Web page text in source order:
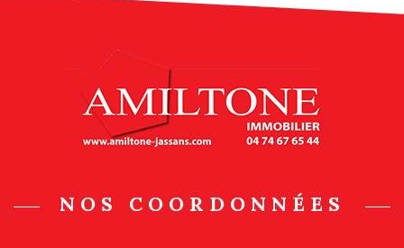
NOS COORDONNÉES